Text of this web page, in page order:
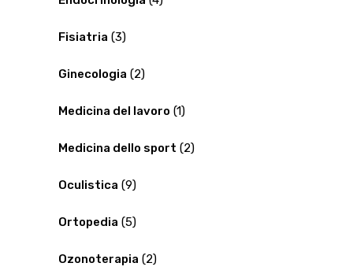
Fisiatria (3)
Ginecologia (2)
Medicina del lavoro (1)
Medicina dello sport (2)
Oculistica (9)
Ortopedia (5)
Ozonoterapia (2)